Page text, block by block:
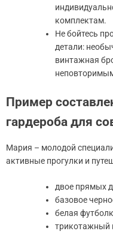
комплектам.
Не бойтесь
детали:
винтажная
Пример
гардероба для
Мария – молодой
активные прогулки и
двое прямых
базовое
белая
трикотажный